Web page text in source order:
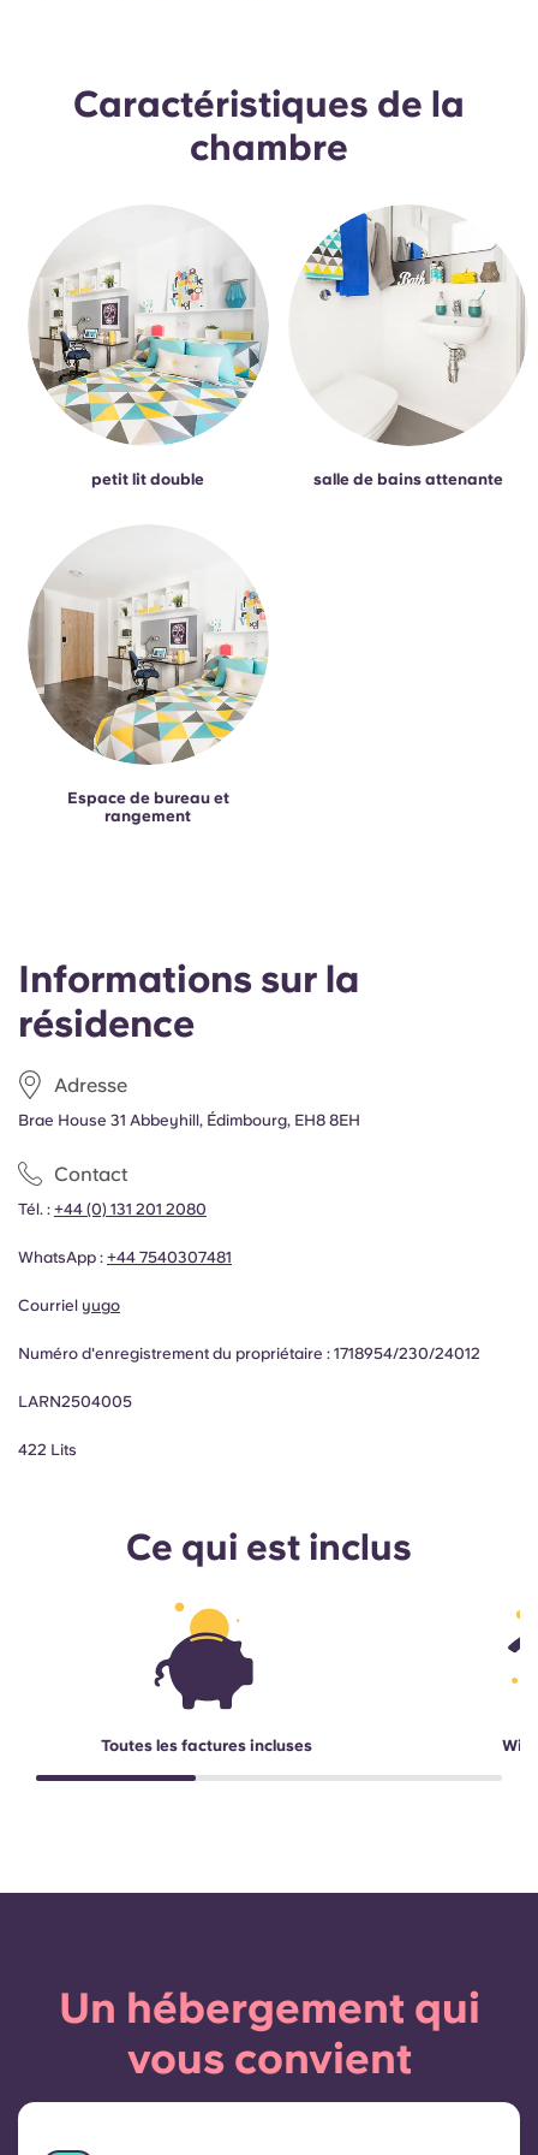
Informations sur la
résidence
Adresse
Brae House 31 Abbeyhill, Édimbourg, EH8 8EH
Contact
Tél. : +44 (0) 131 201 2080
WhatsApp : +44 7540307481
Courriel yugo
Numéro d'enregistrement du propriétaire : 1718954/230/24012
LARN2504005
422 Lits
Ce qui est inclus
Toutes les factures incluses Wi-
Caractéristiques de la
chambre
petit lit double salle de bains attenante
Espace de bureau et
rangement
Un hébergement qui
vous convient